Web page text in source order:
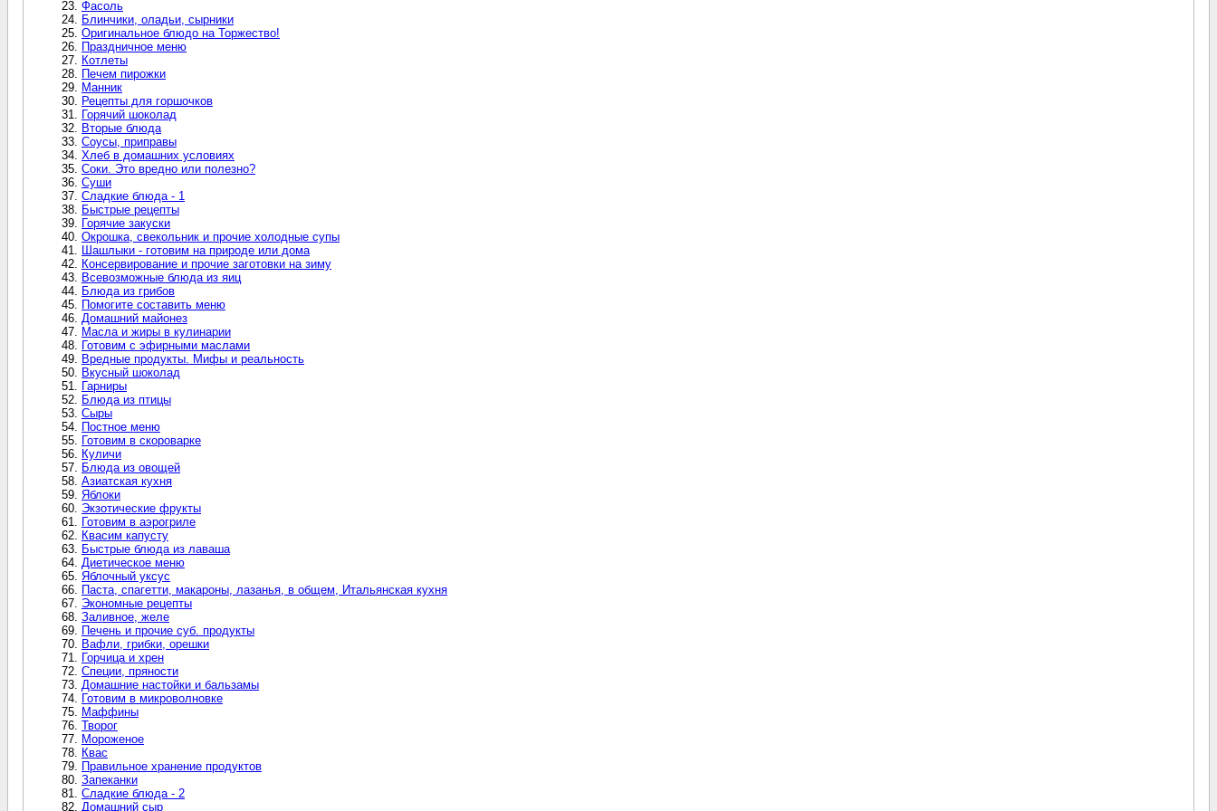
Фасоль
Блинчики, оладьи, сырники
Оригинальное блюдо на Торжество!
Праздничное меню
Котлеты
Печем пирожки
Манник
Рецепты для горшочков
Горячий шоколад
Вторые блюда
Соусы, приправы
Хлеб в домашних условиях
Соки. Это вредно или полезно?
Суши
Сладкие блюда - 1
Быстрые рецепты
Горячие закуски
Окрошка, свекольник и прочие холодные супы
Шашлыки - готовим на природе или дома
Консервирование и прочие заготовки на зиму
Всевозможные блюда из яиц
Блюда из грибов
Помогите составить меню
Домашний майонез
Масла и жиры в кулинарии
Готовим с эфирными маслами
Вредные продукты. Мифы и реальность
Вкусный шоколад
Гарниры
Блюда из птицы
Сыры
Постное меню
Готовим в скороварке
Куличи
Блюда из овощей
Азиатская кухня
Яблоки
Экзотические фрукты
Готовим в аэрогриле
Квасим капусту
Быстрые блюда из лаваша
Диетическое меню
Яблочный уксус
Паста, спагетти, макароны, лазанья, в общем, Итальянская кухня
Экономные рецепты
Заливное, желе
Печень и прочие суб. продукты
Вафли, грибки, орешки
Горчица и хрен
Специи, пряности
Домашние настойки и бальзамы
Готовим в микроволновке
Маффины
Творог
Мороженое
Квас
Правильное хранение продуктов
Запеканки
Сладкие блюда - 2
Домашний сыр